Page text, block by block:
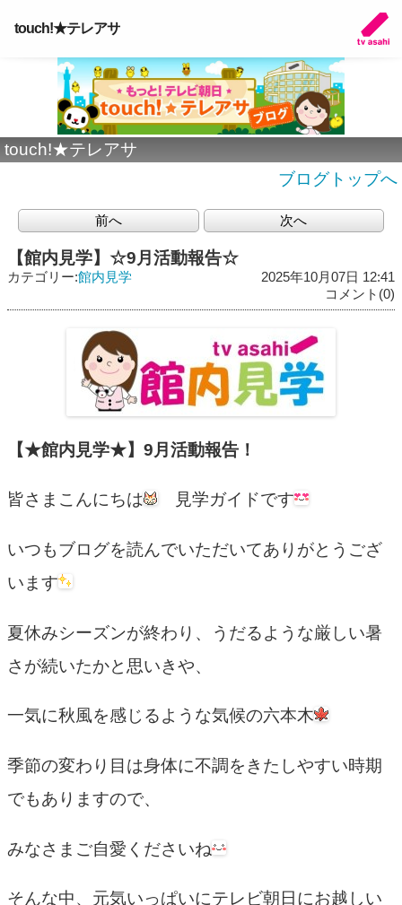
touch!★テレアサ
touch!★テレアサ
ブログトップへ
前へ 次へ
【館内見学】☆9月活動報告☆
カテゴリー:館内見学
2025年10月07日 12:41
コメント(0)
【★館内見学★】9月活動報告！
皆さまこんにちは 見学ガイドです
いつもブログを読んでいただいてありがとうござ
います
夏休みシーズンが終わり、うだるような厳しい暑
さが続いたかと思いきや、
一気に秋風を感じるような気候の六本木
季節の変わり目は身体に不調をきたしやすい時期
でもありますので、
みなさまご自愛くださいね
そんな中、元気いっぱいにテレビ朝日にお越しい